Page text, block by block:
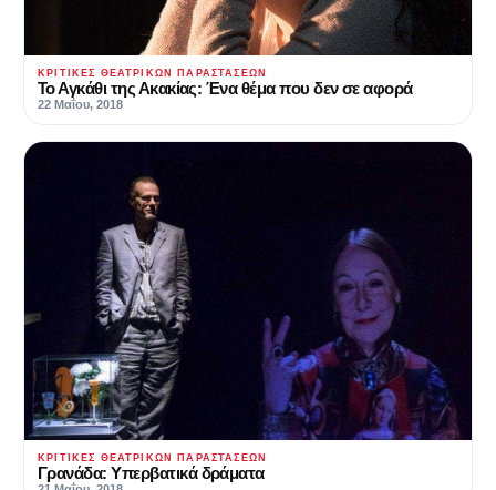
ΚΡΙΤΙΚΈΣ ΘΕΑΤΡΙΚΏΝ ΠΑΡΑΣΤΆΣΕΩΝ
Το Αγκάθι της Ακακίας: Ένα θέμα που δεν σε αφορά
22 Μαΐου, 2018
ΚΡΙΤΙΚΈΣ ΘΕΑΤΡΙΚΏΝ ΠΑΡΑΣΤΆΣΕΩΝ
Γρανάδα: Υπερβατικά δράματα